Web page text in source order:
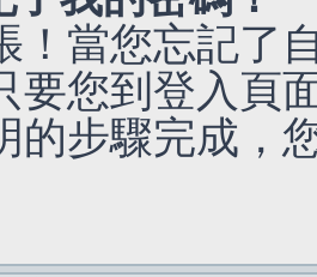
！當您忘記了
要您到登入頁
的步驟完成，